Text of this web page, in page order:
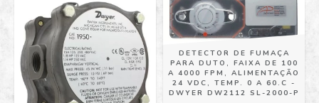
DETECTOR DE FUMAÇA
PARA DUTO, FAIXA DE 100
A 4000 FPM, ALIMENTAÇÃO
24 VDC, TEMP. 0 A 60.C -
DWYER DW2112 SL-2000-P